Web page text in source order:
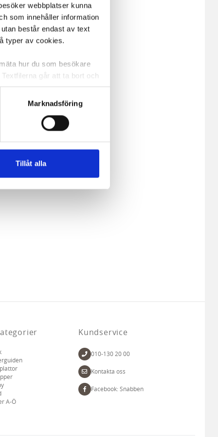
webbplatser kunna
som innehåller information
består endast av text
typer av cookies.
hur du som besökare
går att ta bort och
ett unikt nummer utan
och besöker sidan delar
Marknadsföring
Tillåt alla
A-Ö
Kundservice
010-130 20 00
Kontakta oss
Facebook: Snabben